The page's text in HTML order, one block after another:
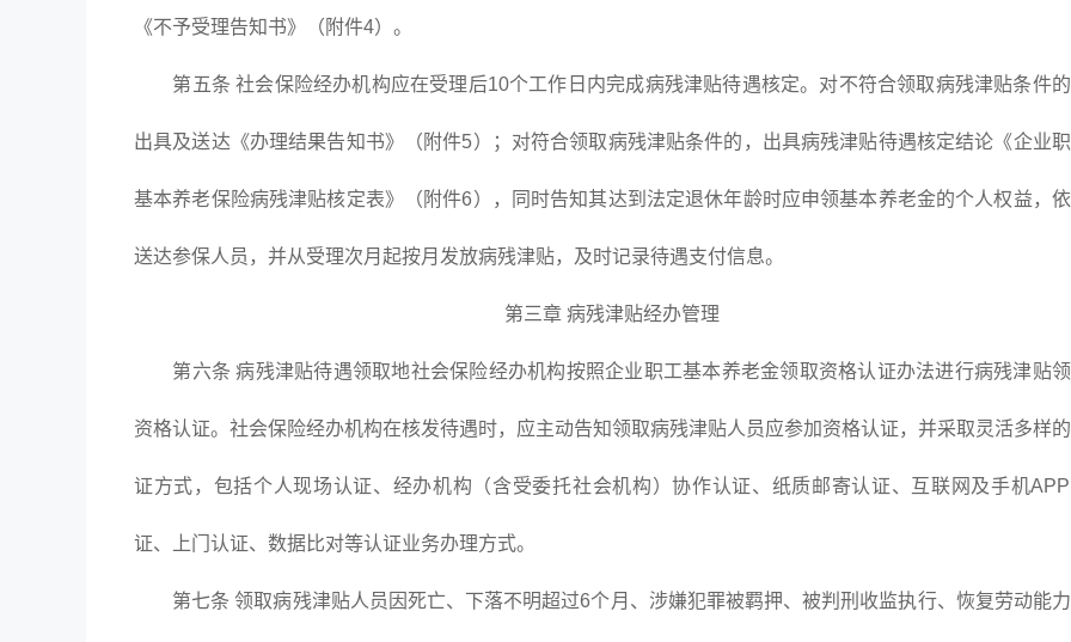
《不予受理告知书》（附件4）。
第五条 社会保险经办机构应在受理后10个工作日内完成病残津贴待遇核定。对不符合领取病残津贴条件的
出具及送达《办理结果告知书》（附件5）；对符合领取病残津贴条件的，出具病残津贴待遇核定结论《企业
基本养老保险病残津贴核定表》（附件6），同时告知其达到法定退休年龄时应申领基本养老金的个人权益，
送达参保人员，并从受理次月起按月发放病残津贴，及时记录待遇支付信息。
第三章 病残津贴经办管理
第六条 病残津贴待遇领取地社会保险经办机构按照企业职工基本养老金领取资格认证办法进行病残津贴
资格认证。社会保险经办机构在核发待遇时，应主动告知领取病残津贴人员应参加资格认证，并采取灵活多样
证方式，包括个人现场认证、经办机构（含受委托社会机构）协作认证、纸质邮寄认证、互联网及手机
证、上门认证、数据比对等认证业务办理方式。
第七条 领取病残津贴人员因死亡、下落不明超过6个月、涉嫌犯罪被羁押、被判刑收监执行、恢复劳动能